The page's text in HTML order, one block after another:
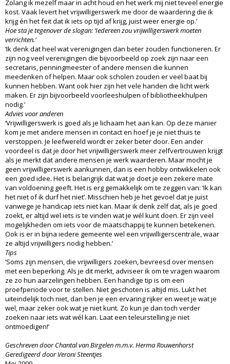
Zolang ik mezelf maar in acht houd en het werk mij niet teveel energie
kost. Vaak levert het vrijwilligerswerk me door de waardering die ik
krijg én het feit dat ik iets op tijd af krijg, juist weer energie op.’
Hoe sta je tegenover de slogan: ‘Iedereen zou vrijwilligerswerk moeten
verrichten.’
‘Ik denk dat heel wat verenigingen dan beter zouden functioneren. Er
zijn nog veel verenigingen die bijvoorbeeld op zoek zijn naar een
secretaris, penningmeester of andere mensen die kunnen
meedenken of helpen. Maar ook scholen zouden er veel baat bij
kunnen hebben. Want ook hier zijn het vele handen die licht werk
maken. Er zijn bijvoorbeeld voorleeshulpen of bibliotheekhulpen
nodig.’
Advies voor anderen
‘Vrijwilligerswerk is goed als je lichaam het aan kan. Op deze manier
kom je met andere mensen in contact en hoef je je niet thuis te
verstoppen. Je leefwereld wordt er zeker beter door. Een ander
voordeel is dat je door het vrijwilligerswerk meer zelfvertrouwen krijgt
als je merkt dat andere mensen je werk waarderen. Maar mocht je
geen vrijwilligerswerk aankunnen, dan is een hobby ontwikkelen ook
een goed idee. Het is belangrijk dat wat je doet je een zekere mate
van voldoening geeft. Het is erg gemakkelijk om te zeggen van: ‘Ik kan
het niet of ik durf het niet’. Misschien heb je het gevoel dat je juist
vanwege je handicap iets niet kan. Maar ik denk zelf dat, als je goed
zoekt, er altijd wel iets is te vinden wat je wél kunt doen. Er zijn veel
mogelijkheden om iets voor de maatschappij te kunnen betekenen.
Ook is er in bijna iedere gemeente wel een vrijwilligerscentrale, waar
ze altijd vrijwilligers nodig hebben.’
Tips
‘Soms zijn mensen, die vrijwilligers zoeken, bevreesd over mensen
met een beperking. Als je dit merkt, adviseer ik om te vragen waarom
ze zo hun aarzelingen hebben. Een handige tip is om een
proefperiode voor te stellen. Niet geschoten is altijd mis. Lukt het
uiteindelijk toch niet, dan ben je een ervaring rijker en weet je wat je
wel, maar zeker ook wat je niet kunt. Zo kun je dan toch verder
zoeken naar iets wat wél kan. Laat een teleurstelling je niet
ontmoedigen!’
Geschreven door Chantal van Birgelen m.m.v. Herma Rouwenhorst
Geredigeerd door Veroni Steentjes